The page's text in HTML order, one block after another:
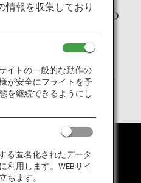
に旅行開始する
）
行開始する場合の「国際運送
」はこちら
情報を収集しており
イトの一般的な動作の
が安全にフライトを予
を継続できるようにし
る匿名化されたデータ
利用します。WEBサイ
ちます。